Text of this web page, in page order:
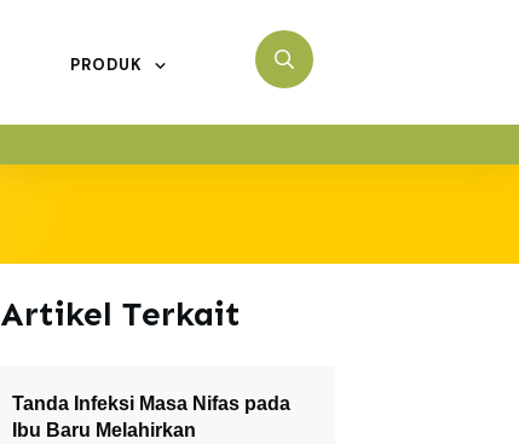
PRODUK
Artikel Terkait
Tanda Infeksi Masa Nifas pada
Ibu Baru Melahirkan